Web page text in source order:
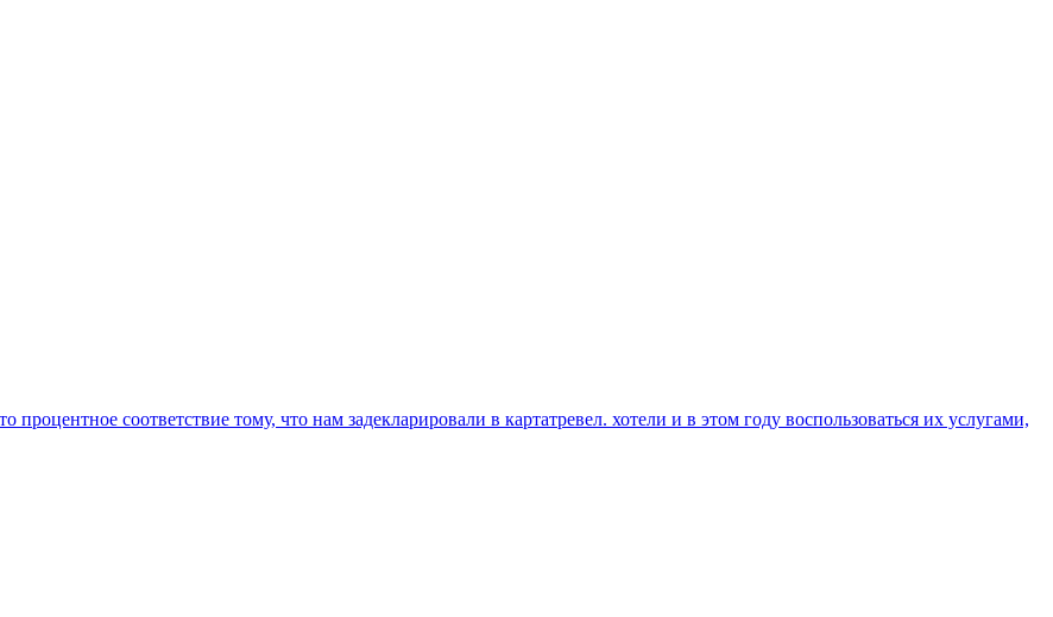
соответствие тому, что нам задекларировали в картатревел. хотели и в этом году воспользоваться их услугами,